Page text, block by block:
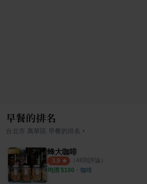
早餐的排名
台北市 萬華區 早餐的排名 ›
蜂大咖啡
3.9 （ 48則評論）
均消 $100 ・ 咖啡